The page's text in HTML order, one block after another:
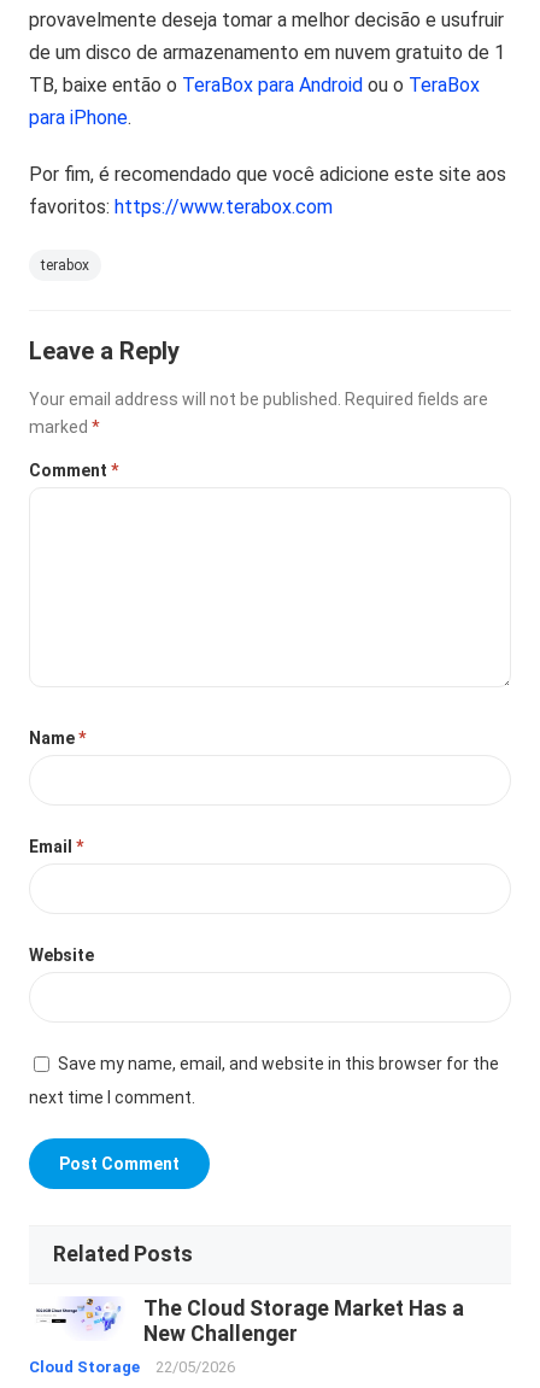
provavelmente deseja tomar a melhor decisão e usufruir
de um disco de armazenamento em nuvem gratuito de 1
TB, baixe então o TeraBox para Android ou o TeraBox
para iPhone.
Por fim, é recomendado que você adicione este site aos
favoritos:https://www.terabox.com
terabox
Leave a Reply
Your email address will not be published.
Required fields are
marked*
Comment*
Name*
Email*
Website
Save my name, email, and website in this browser for the
next time I comment.
Related Posts
The Cloud Storage Market Has a
New Challenger
Cloud Storage 22/05/2026